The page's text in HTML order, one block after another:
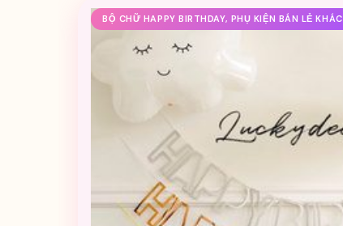
BỘ CHỮ HAPPY BIRTHDAY, PHỤ KIỆN BÁN LẺ KHÁC